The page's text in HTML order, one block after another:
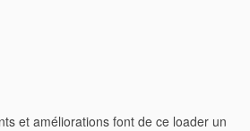
et améliorations font de ce loader un